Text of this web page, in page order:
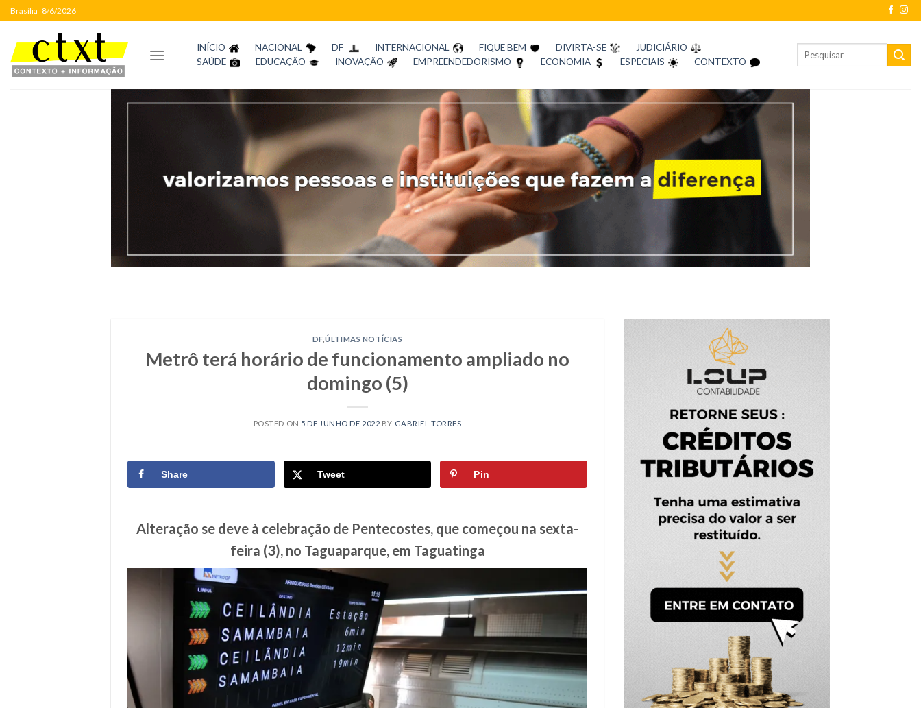
Skip
to
content
Brasília 8/6/2026
INÍCIO NACIONAL DF INTERNACIONAL FIQUE BEM DIVIRTA-SE
JUDICIÁRIO
SAÚDE
EDUCAÇÃO INOVAÇÃO EMPREENDEDORISMO ECONOMIA ESPECIAIS CONTEXTO
DF,ÚLTIMAS NOTÍCIAS
Metrô terá horário de funcionamento ampliado no
domingo (5)
POSTED ON 5 DE JUNHO DE 2022 BY GABRIEL TORRES
Share Tweet Pin
Alteração se deve à celebração de Pentecostes, que começou na sexta-
feira (3), no Taguaparque, em Taguatinga